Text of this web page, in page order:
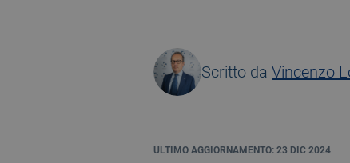
Scritto da Vincenzo
ULTIMO AGGIORNAMENTO: 23 DIC 2024